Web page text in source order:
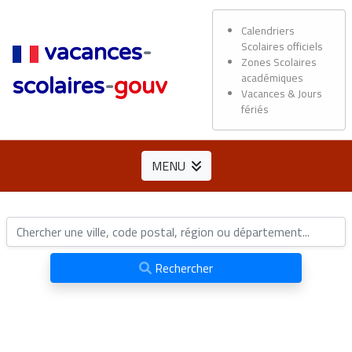
vacances-
scolaires-gouv
Calendriers
Scolaires officiels
Zones Scolaires
académiques
Vacances & Jours
fériés
MENU
Rechercher